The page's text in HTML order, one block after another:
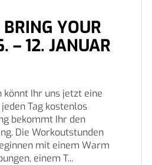
YOUR
– 12. JANUAR
könnt Ihr uns jetzt eine
Tag kostenlos
bekommt Ihr den
Die Workoutstunden
mit einem Warm
einem T...